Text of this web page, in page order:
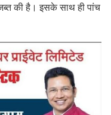
की है। इसके साथ ही पांच